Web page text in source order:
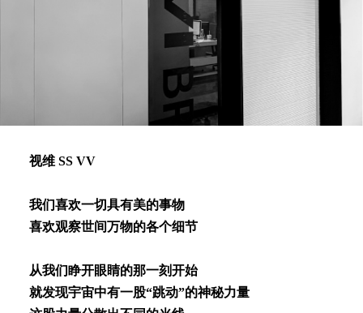
视维 SS VV
我们喜欢⼀切具有美的事物
喜欢观察世间万物的各个细节
从我们睁开眼睛的那⼀刻开始
就发现宇宙中有⼀股“跳动”的神秘⼒量